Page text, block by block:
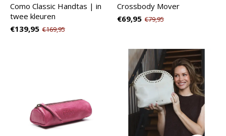
Como Classic Handtas | in
twee kleuren
€139,95 €169,95
Crossbody Mover
€69,95 €79,95